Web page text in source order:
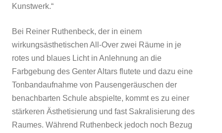
Kunstwerk.“
Bei Reiner Ruthenbeck, der in einem
wirkungsästhetischen All-Over zwei Räume in je
rotes und blaues Licht in Anlehnung an die
Farbgebung des Genter Altars flutete und dazu eine
Tonbandaufnahme von Pausengeräuschen der
benachbarten Schule abspielte, kommt es zu einer
stärkeren Ästhetisierung und fast Sakralisierung des
Raumes. Während Ruthenbeck jedoch noch Bezug